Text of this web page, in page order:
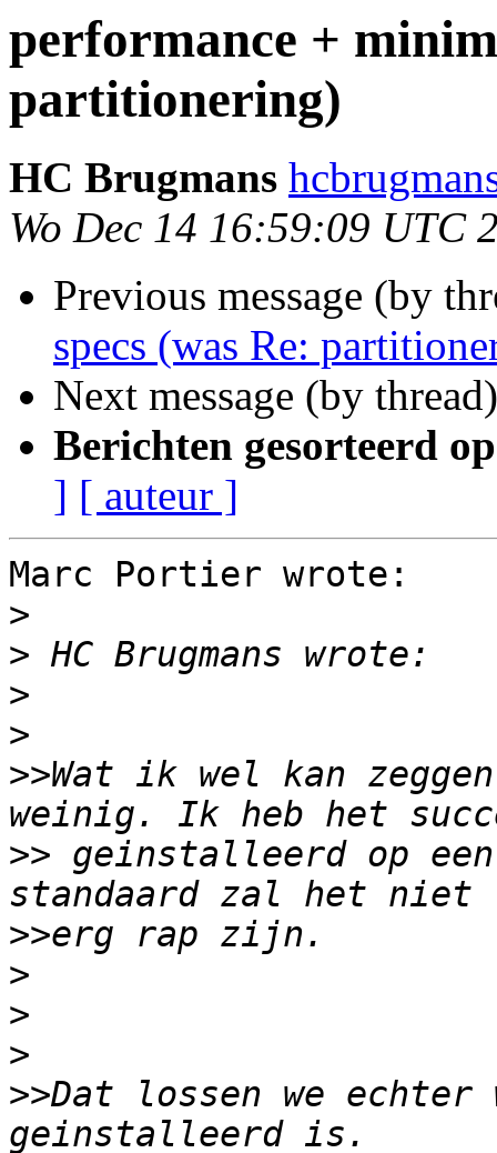
performance +
partitionering)
HC Brugmans
Wo Dec 14 16:59:09 UTC
Previous message (by
specs (was Re:
Next message (by
Berichten gesorteerd
] [ auteur ]
Marc Portier wrote:
>
>
>
>
>>Wat ik wel kan
>> geinstalleerd op een
>>
>
>
>
>>Dat lossen we echter